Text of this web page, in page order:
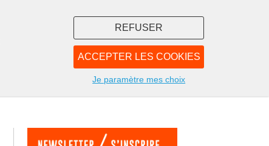
ACCEPTER LES COOKIES
REFUSER
Je paramètre mes choix
NOUS